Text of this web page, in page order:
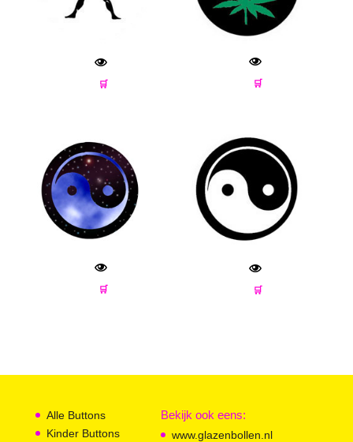
🛒 🛒
🛒 🛒
Alle Buttons
Kinder Buttons
Bekijk ook eens:
www.glazenbollen.nl